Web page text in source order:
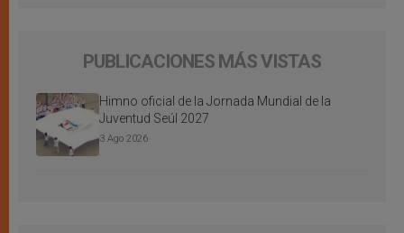
PUBLICACIONES MÁS VISTAS
Himno oficial de la Jornada Mundial de la
Juventud Seúl 2027
3 Ago 2026